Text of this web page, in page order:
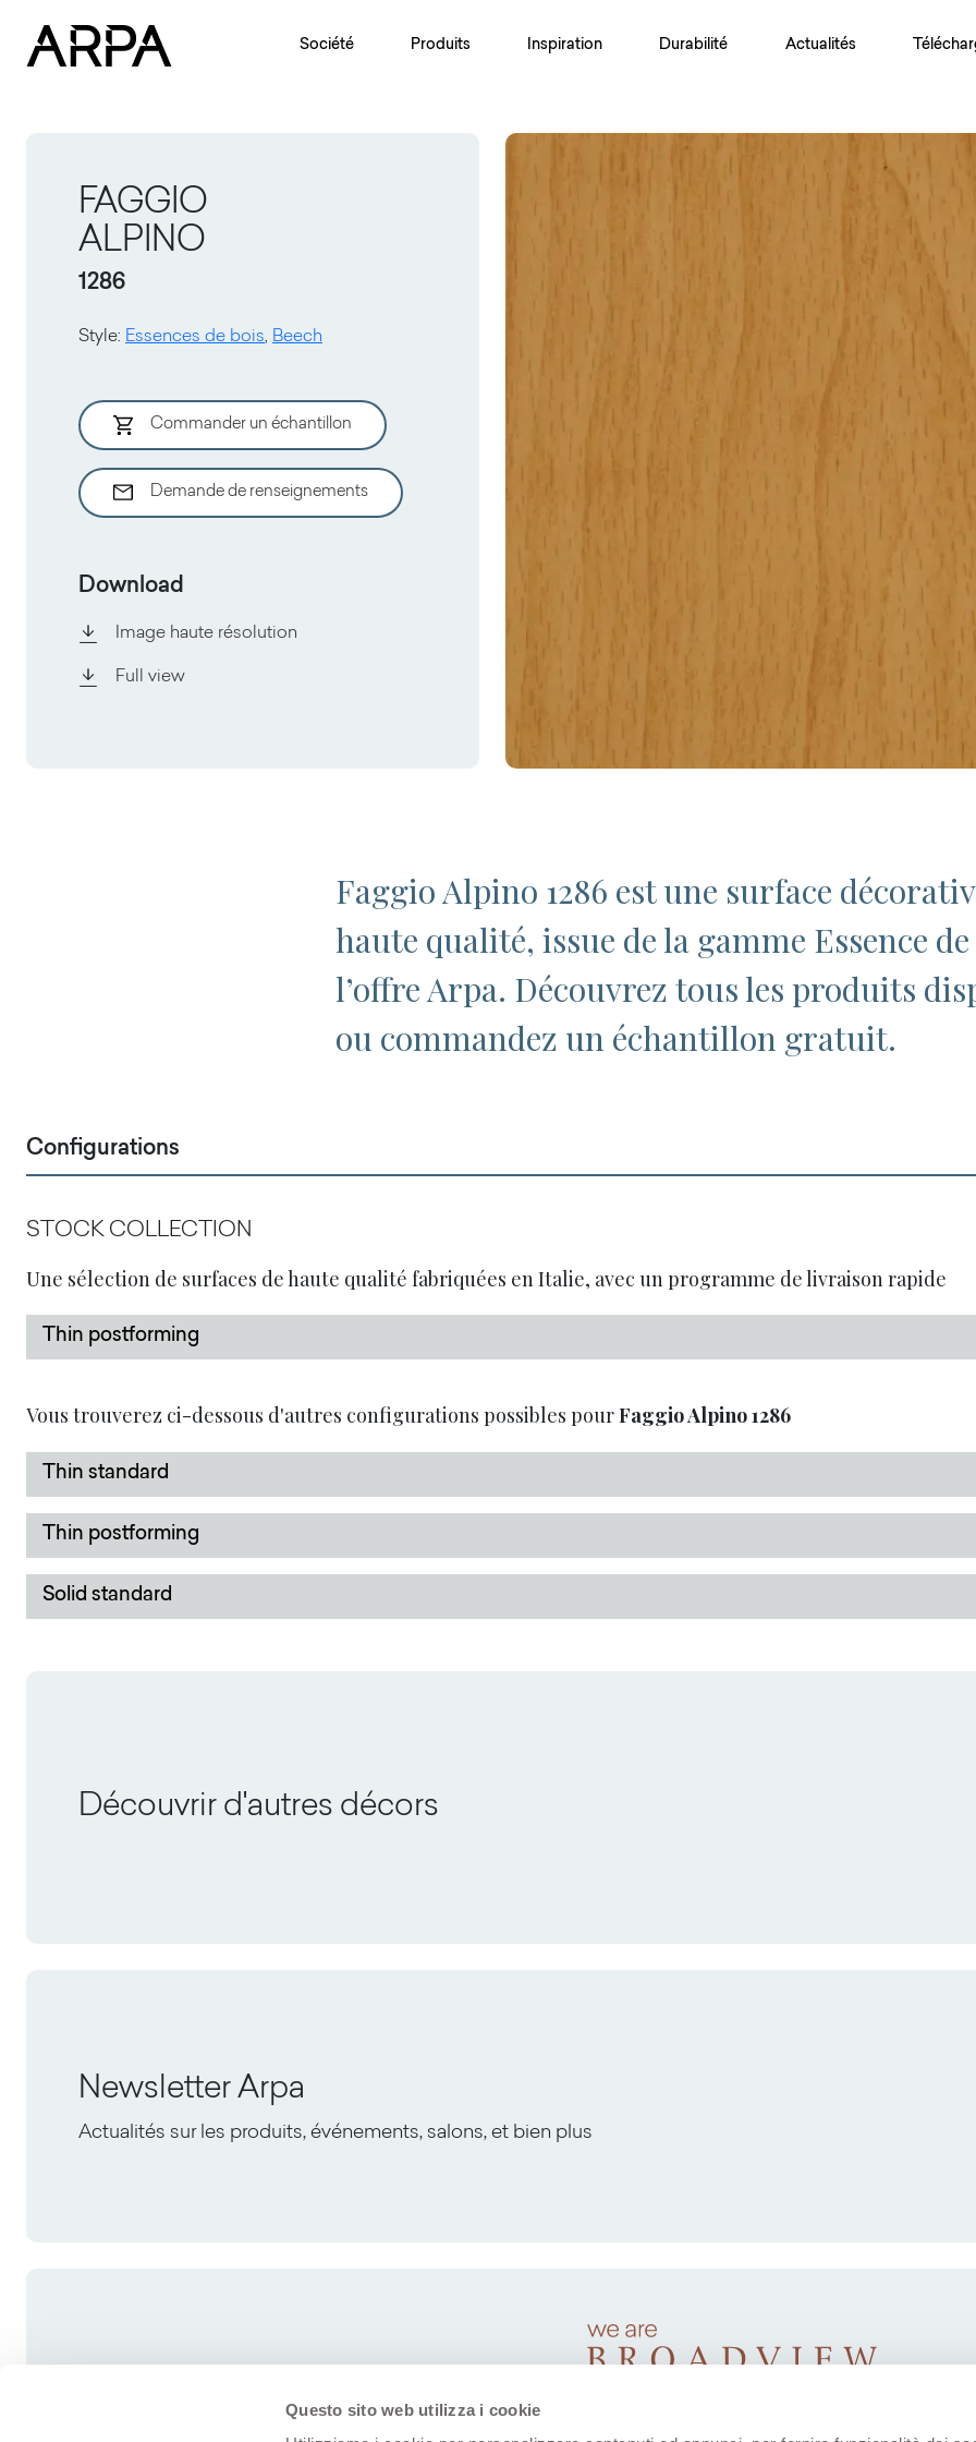
Questo sito web utilizza i cookie
Société Produits Inspiration Durabilité Actualités
FAGGIO
ALPINO
1286
Style: Essences de bois, Beech
Commander un échantillon
Demande de renseignements
Download
Image haute résolution
Full view
Faggio Alpino 1286 est une surface
haute qualité, issue de la gamme Essence
l’offre Arpa. Découvrez tous les produits
ou commandez un échantillon gratuit.
Configurations
STOCK COLLECTION
Une sélection de surfaces de haute qualité fabriquées en Italie, avec un programme de livraison rapide
Thin postforming
Vous trouverez ci-dessous d'autres configurations possibles pourFaggio Alpino1286
Thin standard
Thin postforming
Solid standard
Découvrir d'autres décors
Newsletter Arpa
Actualités sur les produits, événements, salons, et bien plus